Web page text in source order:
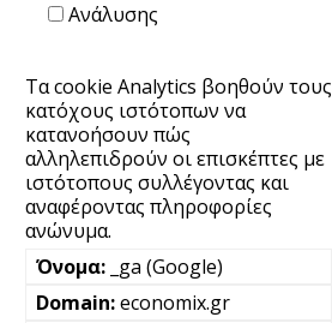
Ανάλυσης
Τα cookie Analytics βοηθούν τους
κατόχους ιστότοπων να
κατανοήσουν πώς
αλληλεπιδρούν οι επισκέπτες με
ιστότοπους συλλέγοντας και
αναφέροντας πληροφορίες
ανώνυμα.
_ga (Google)
economix.gr